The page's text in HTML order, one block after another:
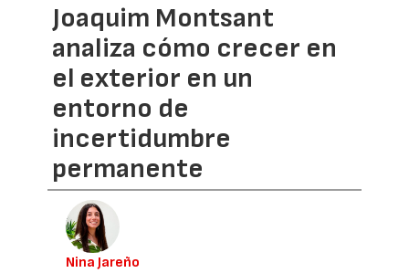
Joaquim Montsant
analiza cómo crecer en
el exterior en un
entorno de
incertidumbre
permanente
Nina Jareño